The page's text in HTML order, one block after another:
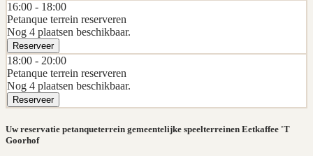
16:00 - 18:00
Petanque terrein reserveren
Nog 4 plaatsen beschikbaar.
Reserveer
18:00 - 20:00
Petanque terrein reserveren
Nog 4 plaatsen beschikbaar.
Reserveer
Uw reservatie petanqueterrein gemeentelijke speelterreinen Eetkaffee 'T
Goorhof